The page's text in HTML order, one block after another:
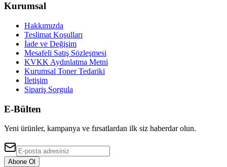
Kurumsal
Hakkımızda
Teslimat Koşulları
İade ve Değişim
Mesafeli Satış Sözleşmesi
KVKK Aydınlatma Metni
Kurumsal Toner Tedariki
İletişim
Sipariş Sorgula
E-Bülten
Yeni ürünler, kampanya ve fırsatlardan ilk siz haberdar olun.
Abone Ol